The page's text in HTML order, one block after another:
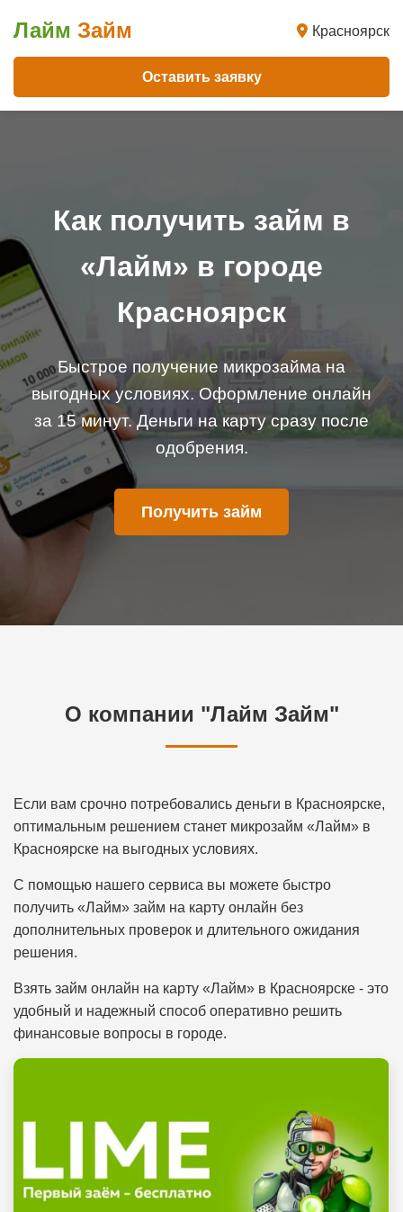
Лайм Займ Красноярск
Оставить заявку
Как получить займ в
«Лайм» в городе
Красноярск
Быстрое получение микрозайма на
выгодных условиях. Оформление онлайн
за 15 минут. Деньги на карту сразу после
одобрения.
Получить займ
О компании "Лайм Займ"
Если вам срочно потребовались деньги в Красноярске,
оптимальным решением станет микрозайм «Лайм» в
Красноярске на выгодных условиях.
С помощью нашего сервиса вы можете быстро
получить «Лайм» займ на карту онлайн без
дополнительных проверок и длительного ожидания
решения.
Взять займ онлайн на карту «Лайм» в Красноярске - это
удобный и надежный способ оперативно решить
финансовые вопросы в городе.